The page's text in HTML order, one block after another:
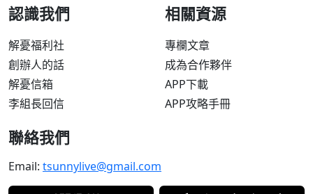
認識我們
解憂福利社
創辦人的話
解憂信箱
李組長回信
相關資源
專欄文章
成為合作夥伴
APP下載
APP攻略手冊
聯絡我們
Email: tsunnylive@gmail.com